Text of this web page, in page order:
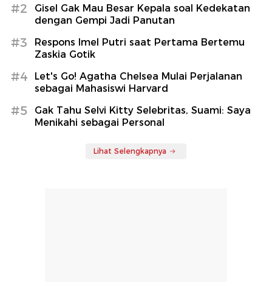
#2
Gisel Gak Mau Besar Kepala soal Kedekatan
dengan Gempi Jadi Panutan
#3
Respons Imel Putri saat Pertama Bertemu
Zaskia Gotik
#4
Let's Go! Agatha Chelsea Mulai Perjalanan
sebagai Mahasiswi Harvard
#5
Gak Tahu Selvi Kitty Selebritas, Suami: Saya
Menikahi sebagai Personal
Lihat Selengkapnya